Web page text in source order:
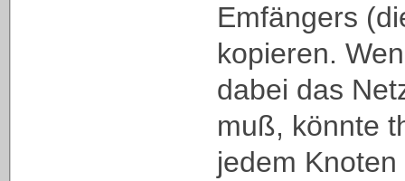
Emfängers
kopieren.
dabei das
muß, könnte
jedem